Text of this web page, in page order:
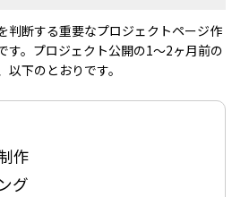
判断する重要なプロジェクトページ作
す。プロジェクト公開の1〜2ヶ月前の
下のとおりです。
作
グ